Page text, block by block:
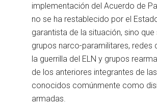
implementación del Acuerdo de
no se ha restablecido por el
garantista de la situación, sino
grupos narco-paramilitares, redes
la guerrilla del ELN y grupos
de los anteriores integrantes de las
conocidos comúnmente como
armadas.